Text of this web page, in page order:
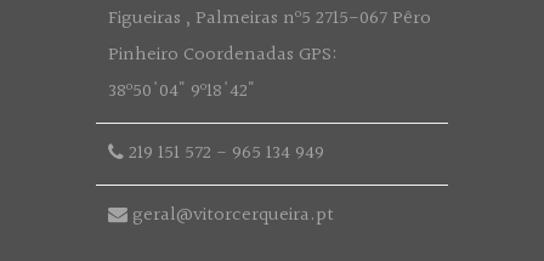
Figueiras , Palmeiras nº5 2715-067 Pêro
Pinheiro Coordenadas GPS:
38º50'04" 9º18'42"
219 151 572 - 965 134 949
geral@vitorcerqueira.pt